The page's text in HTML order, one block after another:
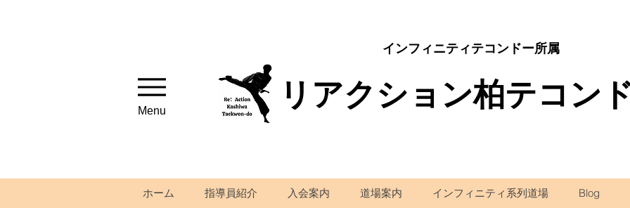
インフィニティテコンドー所属
リアクション柏テコン
Menu
ホーム 指導員紹介 入会案内 道場案内 インフィニティ系列道場 Blog